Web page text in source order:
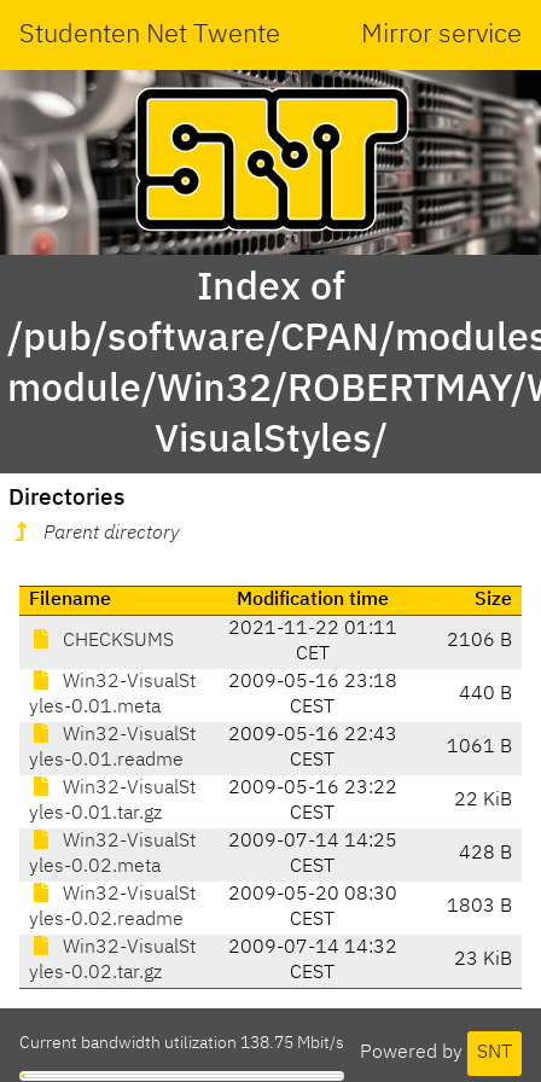
Studenten Net Twente Mirror service
Index of
/pub/software/CPAN/
module/Win32/
VisualStyles/
Directories
Parent directory
Filename Modification time Size
CHECKSUMS
2021-11-22 01:11
CET
2106 B
Win32-VisualSt
yles-0.01.meta
2009-05-16 23:18
CEST
440 B
Win32-VisualSt
yles-0.01.readme
2009-05-16 22:43
CEST
1061 B
Win32-VisualSt
yles-0.01.tar.gz
2009-05-16 23:22
CEST
22 KiB
Win32-VisualSt
yles-0.02.meta
2009-07-14 14:25
CEST
428 B
Win32-VisualSt
yles-0.02.readme
2009-05-20 08:30
CEST
1803 B
Win32-VisualSt
yles-0.02.tar.gz
2009-07-14 14:32
CEST
23 KiB
Powered by SNT
Current bandwidth utilization 138.75 Mbit/s